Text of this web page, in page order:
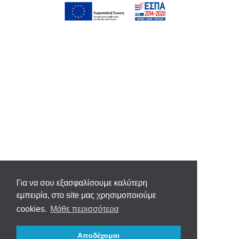
Για να σου εξασφαλίσουμε καλύτερη
εμπειρία, στο site μας χρησιμοποιούμε
cookies. Μάθε περισσότερα
Αποδέχομαι